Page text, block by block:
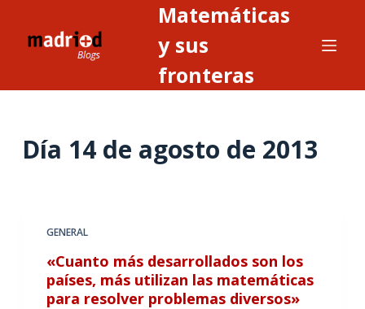
Matemáticas
y sus
fronteras
Día 14 de agosto de 2013
GENERAL
«Cuanto más desarrollados son los
países, más utilizan las matemáticas
para resolver problemas diversos»